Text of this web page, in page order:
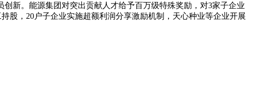
新。能源集团对突出贡献人才给予百万级特殊奖励，对3家子企业
股，20户子企业实施超额利润分享激励机制，天心种业等企业开展